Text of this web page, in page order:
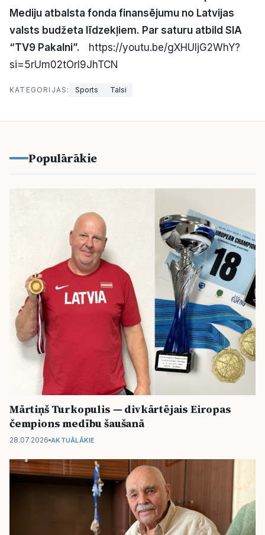
Mediju atbalsta fonda finansējumu no Latvijas
valsts budžeta līdzekļiem. Par saturu atbild SIA
“TV9 Pakalni”. https://youtu.be/gXHUljG2WhY?
si=5rUm02tOrl9JhTCN
KATEGORIJAS: Sports Talsi
Populārākie
Mārtiņš Turkopulis — divkārtējais Eiropas
čempions medību šaušanā
28.07.2026 AKTUĀLĀKIE